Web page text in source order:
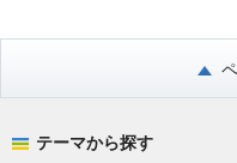
テーマから探す